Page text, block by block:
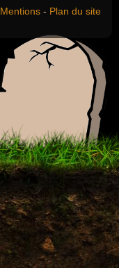
Mentions - Plan du site